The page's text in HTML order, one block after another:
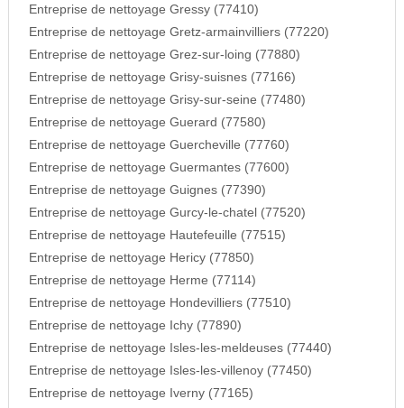
Entreprise de nettoyage Gressy (77410)
Entreprise de nettoyage Gretz-armainvilliers (77220)
Entreprise de nettoyage Grez-sur-loing (77880)
Entreprise de nettoyage Grisy-suisnes (77166)
Entreprise de nettoyage Grisy-sur-seine (77480)
Entreprise de nettoyage Guerard (77580)
Entreprise de nettoyage Guercheville (77760)
Entreprise de nettoyage Guermantes (77600)
Entreprise de nettoyage Guignes (77390)
Entreprise de nettoyage Gurcy-le-chatel (77520)
Entreprise de nettoyage Hautefeuille (77515)
Entreprise de nettoyage Hericy (77850)
Entreprise de nettoyage Herme (77114)
Entreprise de nettoyage Hondevilliers (77510)
Entreprise de nettoyage Ichy (77890)
Entreprise de nettoyage Isles-les-meldeuses (77440)
Entreprise de nettoyage Isles-les-villenoy (77450)
Entreprise de nettoyage Iverny (77165)